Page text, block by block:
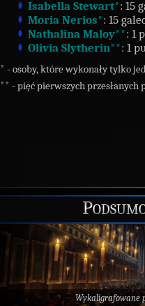
Isabella Stewart*: 15
Moria Nerios*: 15
Nathalina Maloy**: 1
Olivia Slytherin**: 1
* - osoby, które wykonały tylko
** - pięć pierwszych przesłanych
Wykaligrafowane